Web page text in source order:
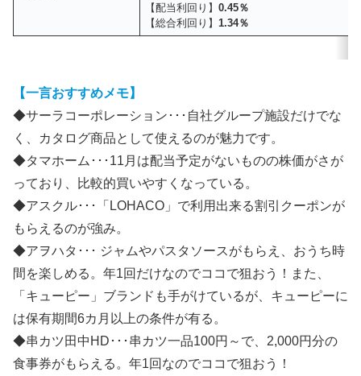
【配当利回り】0.45％
【総合利回り】 1.34％
【一言おすすめメモ】
◆サーラコーポレーション･･･自社グループ施設だけでな
く、カタログ商品として使えるのが魅力です。
◆タマホーム･･･11月は配当予定がないものの株価がさが
っており、比較的買いやすくなっている。
◆アスクル･･･「LOHACO」で利用出来る割引クーポンが
もらえるのが強み。
◆アヲハタ･･･ ジャムやパスタソースがもらえ、おうち時
間を楽しめる。年1回だけなのでココで狙おう！また、
「キューピー」ブランドも手がけているが、キューピーに
は保有期間6カ月以上の条件が有る。
◆串カツ田中HD･･･串カツ一品100円～で、2,000円分の
食事券がもらえる。年1回なのでココで狙おう！